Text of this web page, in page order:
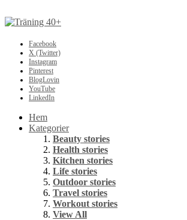
Facebook
X (Twitter)
Instagram
Pinterest
BlogLovin
YouTube
LinkedIn
Hem
Kategorier
Beauty stories
Health stories
Kitchen stories
Life stories
Outdoor stories
Travel stories
Workout stories
View All